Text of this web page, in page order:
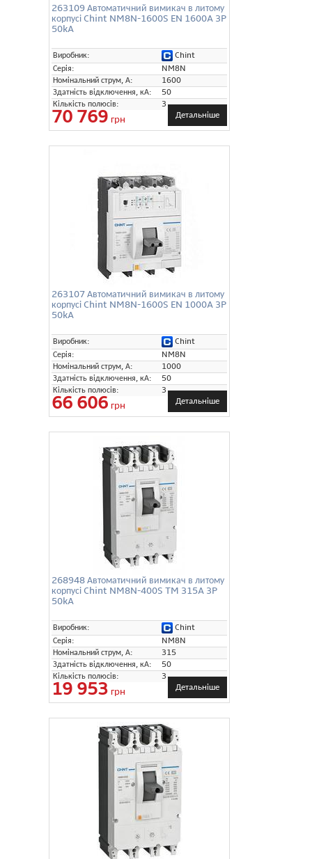
263109 Автоматичний вимикач в литому
корпусі Chint NM8N-1600S EN 1600A 3P
50kA
Виробник:
Chint
Серія:
NM8N
Номінальний струм, А:
1600
Здатність відключення, кА:
50
Кількість полюсів:
3
70 769 грн Детальніше
263107 Автоматичний вимикач в литому
корпусі Chint NM8N-1600S EN 1000A 3P
50kA
Виробник:
Chint
Серія:
NM8N
Номінальний струм, А:
1000
Здатність відключення, кА:
50
Кількість полюсів:
3
66 606 грн Детальніше
268948 Автоматичний вимикач в литому
корпусі Chint NM8N-400S TM 315A 3P
50kA
Виробник:
Chint
Серія:
NM8N
Номінальний струм, А:
315
Здатність відключення, кА:
50
Кількість полюсів:
3
19 953 грн Детальніше